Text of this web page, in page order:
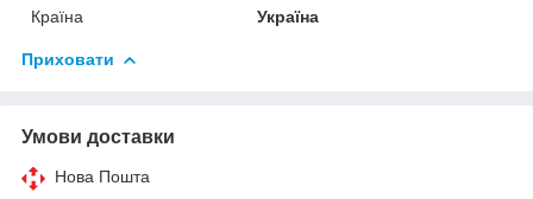
Країна
Україна
Приховати
Умови доставки
Нова Пошта